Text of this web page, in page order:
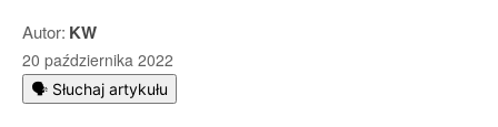
Autor: KW
20 października 2022
🗣️ Słuchaj artykułu